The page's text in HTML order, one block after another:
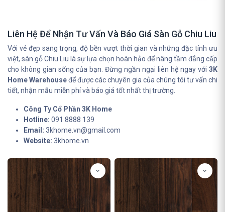
Liên Hệ Để Nhận Tư Vấn Và Báo Giá Sàn Gỗ Chiu Liu
Với vẻ đẹp sang trọng, độ bền vượt thời gian và những đặc tính ưu
việt, sàn gỗ Chiu Liu là sự lựa chọn hoàn hảo để nâng tầm đẳng cấp
cho không gian sống của bạn. Đừng ngần ngại liên hệ ngay với 3K
Home Warehouseđể được các chuyên gia của chúng tôi tư vấn chi
tiết, nhận mẫu miễn phí và báo giá tốt nhất thị trường.
Công Ty Cổ Phần 3K Home
Hotline: 091 8888 139
Email: 3khome.vn@gmail.com
Website: 3khome.vn